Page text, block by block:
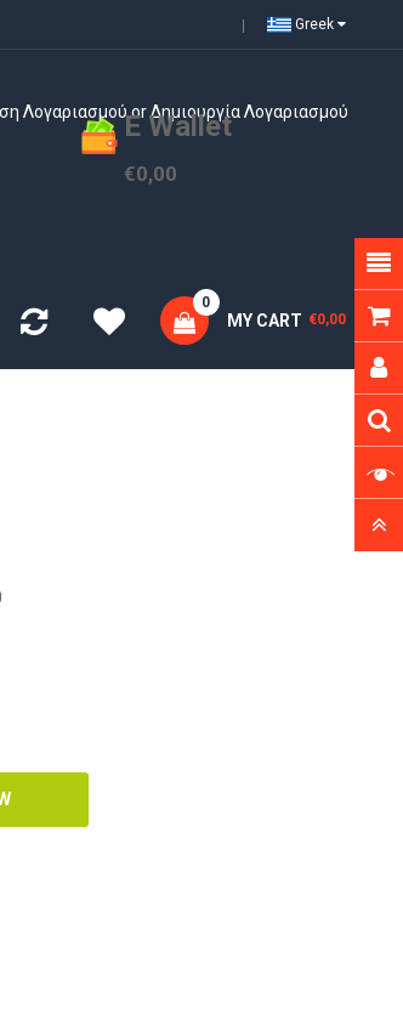
Greek
E Wallet
€0,00
ΛογαριασμούorΔημιουργία Λογαριασμού
MY CART
0
€0,00